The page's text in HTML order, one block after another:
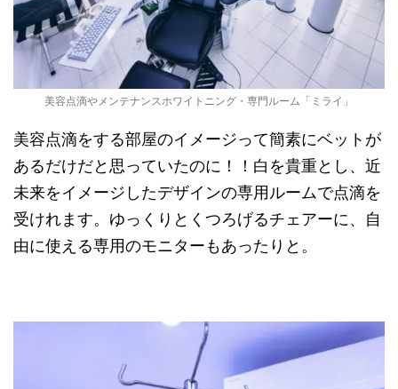
美容点滴やメンテナンスホワイトニング・専門ルーム「ミライ」
美容点滴をする部屋のイメージって簡素にベットが
あるだけだと思っていたのに！！白を貴重とし、近
未来をイメージしたデザインの専用ルームで点滴を
受けれます。ゆっくりとくつろげるチェアーに、自
由に使える専用のモニターもあったりと。